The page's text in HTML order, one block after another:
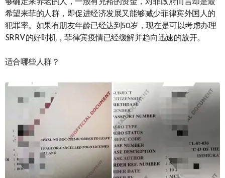
够确定来养老的人，一般有充裕的资金，对菲政府而言却是最
希望来菲的人群，即促进经济发展又能够减少菲律宾外国人的
犯罪率。如果有朋友年龄已经达到50岁，现在是可以考虑办理
SRRV的好时机，菲律宾疫情已经缓解并趋向迅速的放开。
适合哪些人群？